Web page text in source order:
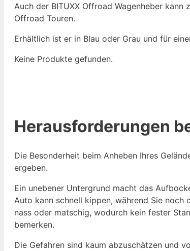
Auch der BITUXX Offroad Wagenheber
Offroad Touren.
Erhältlich ist er in Blau oder Grau und für
Keine Produkte gefunden.
Herausforderungen
Die Besonderheit beim Anheben Ihres
ergeben.
Ein unebener Untergrund macht das
Auto kann schnell kippen, während Sie
nass oder matschig, wodurch kein fester
bemerken.
Die Gefahren sind kaum abzuschätzen und